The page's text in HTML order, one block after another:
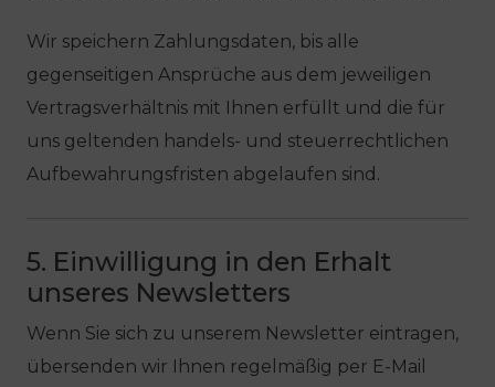
Wir speichern Zahlungsdaten, bis alle
gegenseitigen Ansprüche aus dem jeweiligen
Vertragsverhältnis mit Ihnen erfüllt und die für
uns geltenden handels- und steuerrechtlichen
Aufbewahrungsfristen abgelaufen sind.
5. Einwilligung in den Erhalt
unseres Newsletters
Wenn Sie sich zu unserem Newsletter eintragen,
übersenden wir Ihnen regelmäßig per E-Mail